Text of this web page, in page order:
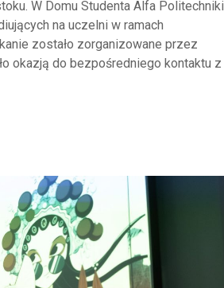
W Domu Studenta Alfa Politechniki
na uczelni w ramach
zostało zorganizowane przez
okazją do bezpośredniego kontaktu z